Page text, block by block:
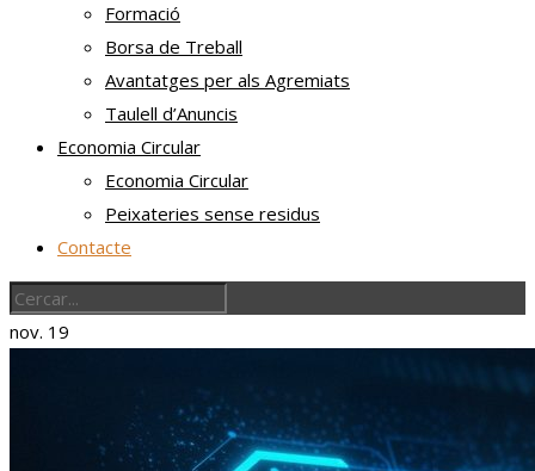
Formació
Borsa de Treball
Avantatges per als Agremiats
Taulell d’Anuncis
Economia Circular
Economia Circular
Peixateries sense residus
Contacte
nov. 19